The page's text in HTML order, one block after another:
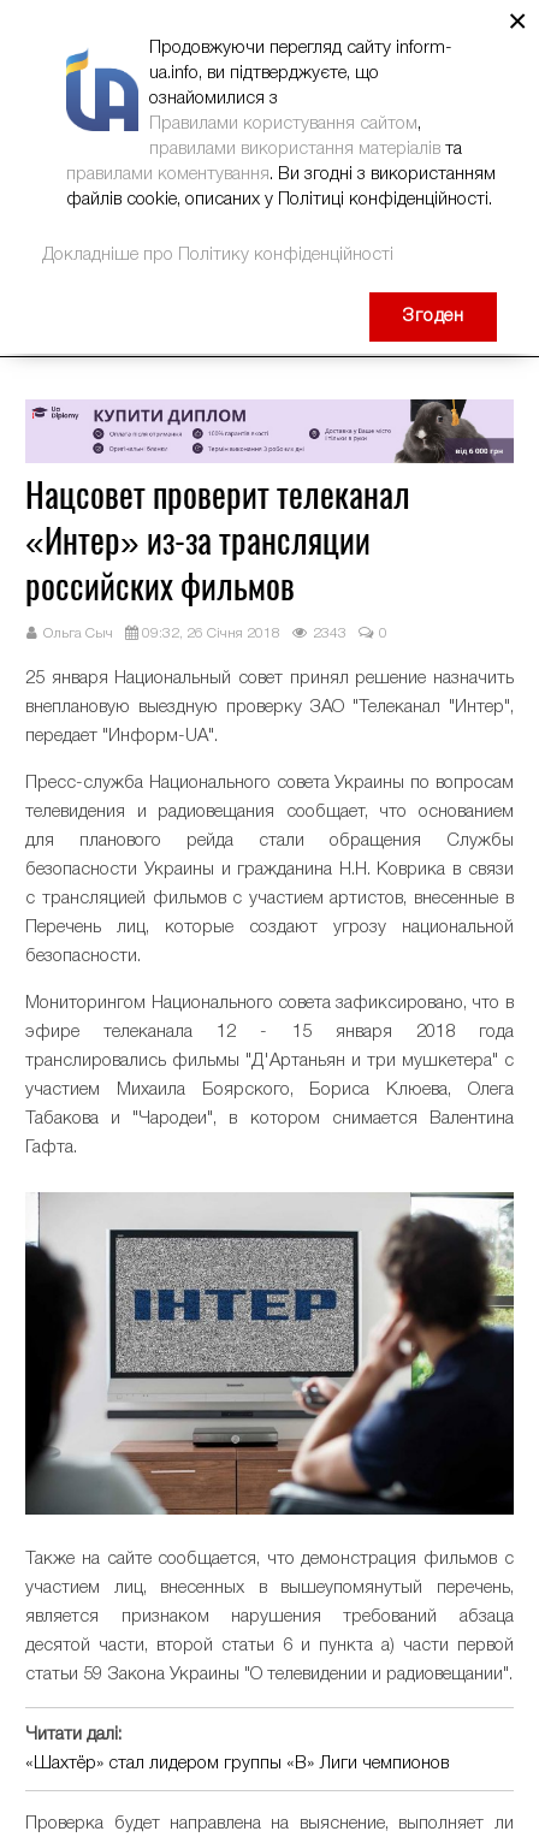
Нацсовет проверит телеканал
«Интер» из-за трансляции
российских фильмов
Ольга Сыч 09:32, 26 Січня 2018 2343 0
25 января Национальный совет принял решение назначить
внеплановую выездную проверку ЗАО "Телеканал "Интер",
передает "Информ-UA".
Пресс-служба Национального совета Украины по вопросам
телевидения и радиовещания сообщает, что основанием
для планового рейда стали обращения Службы
безопасности Украины и гражданина Н.Н. Коврика в связи
с трансляцией фильмов с участием артистов, внесенные в
Перечень лиц, которые создают угрозу национальной
безопасности.
Мониторингом Национального совета зафиксировано, что в
эфире телеканала 12 - 15 января 2018 года
транслировались фильмы "Д'Артаньян и три мушкетера" с
участием Михаила Боярского, Бориса Клюева, Олега
Табакова и "Чародеи", в котором снимается Валентина
Гафта.
Также на сайте сообщается, что демонстрация фильмов с
участием лиц, внесенных в вышеупомянутый перечень,
является признаком нарушения требований абзаца
десятой части, второй статьи 6 и пункта а) части первой
статьи 59 Закона Украины "О телевидении и радиовещании".
Читати далі:
«Шахтёр» стал лидером группы «В» Лиги чемпионов
Проверка будет направлена на выяснение, выполняет ли
×
Продовжуючи перегляд сайту inform-
ua.info, ви підтверджуєте, що
ознайомилися з
Правилами користування сайтом,
правилами використання матеріалів та
правилами коментування. Ви згодні з використанням
файлів cookie, описаних у Політиці конфіденційності.
Докладніше про Політику конфіденційності
Згоден